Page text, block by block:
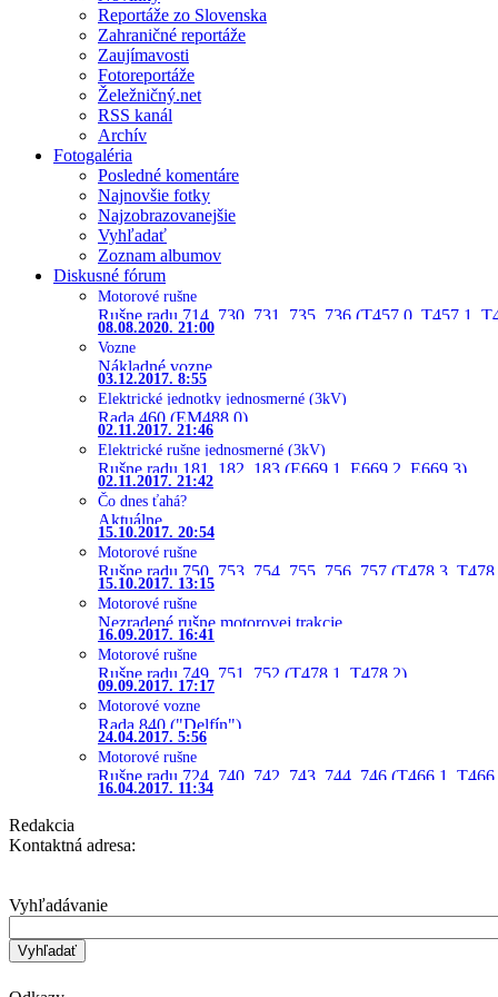
Reportáže zo Slovenska
Zahraničné reportáže
Zaujímavosti
Fotoreportáže
Želežničný.net
RSS kanál
Archív
Fotogaléria
Posledné komentáre
Najnovšie fotky
Najzobrazovanejšie
Vyhľadať
Zoznam albumov
Diskusné fórum
Motorové rušne
Rušne radu 714, 730, 731, 735, 736 (T457.0, T457.1,
08.08.2020. 21:00
Vozne
Nákladné vozne
03.12.2017. 8:55
Elektrické jednotky jednosmerné (3kV)
Rada 460 (EM488.0)
02.11.2017. 21:46
Elektrické rušne jednosmerné (3kV)
Rušne radu 181, 182, 183 (E669.1, E669.2, E669.3)
02.11.2017. 21:42
Čo dnes ťahá?
Aktuálne
15.10.2017. 20:54
Motorové rušne
Rušne radu 750, 753, 754, 755, 756, 757 (T478.3,
15.10.2017. 13:15
Motorové rušne
Nezradené rušne motorovej trakcie
16.09.2017. 16:41
Motorové rušne
Rušne radu 749, 751, 752 (T478.1, T478.2)
09.09.2017. 17:17
Motorové vozne
Rada 840 ("Delfín")
24.04.2017. 5:56
Motorové rušne
Rušne radu 724, 740, 742, 743, 744, 746 (T466.1,
16.04.2017. 11:34
Redakcia
Kontaktná adresa:
Vyhľadávanie